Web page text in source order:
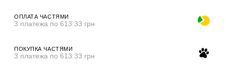
ОПЛАТА ЧАСТЯМИ
3 платежа по 613.33 грн
ПОКУПКА ЧАСТЯМИ
3 платежа по 613.33 грн